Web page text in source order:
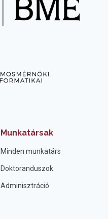
Munkatársak
Minden munkatárs
Doktoranduszok
Adminisztráció